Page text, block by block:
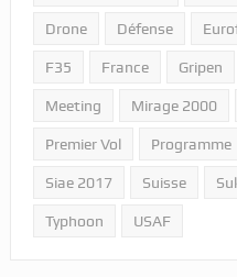
Drone Défense
F35 France Gripen
Meeting Mirage 2000
Premier Vol Programme
Siae 2017 Suisse
Typhoon USAF